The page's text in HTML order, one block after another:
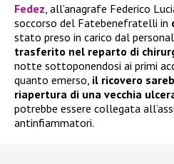
Fedez , all’anagrafe Federico
soccorso del Fatebenefratelli in
stato preso in carico dal
trasferito nel reparto di
notte sottoponendosi ai primi
quanto emerso, il ricovero
riapertura di una vecchia
potrebbe essere collegata
antinfiammatori.